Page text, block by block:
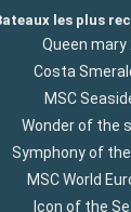
culture africaine
ses quartiers
ville offre une
son
détente et les
de départ pour
les plus
Queen mary
Costa
MSC
Wonder of the
Symphony of
MSC World
Icon of the